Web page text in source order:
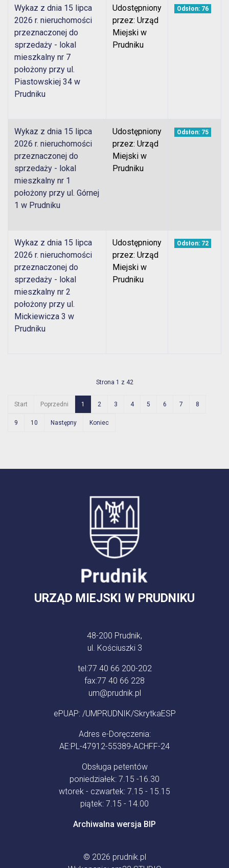
Wykaz z dnia 15 lipca
2026 r. nieruchomości
przeznaczonej do
sprzedaży - lokal
mieszkalny nr 7
położony przy ul.
Piastowskiej 34 w
Prudniku
Udostępniony
przez: Urząd
Miejski w
Prudniku
Odsłon: 76
Wykaz z dnia 15 lipca
2026 r. nieruchomości
przeznaczonej do
sprzedaży - lokal
mieszkalny nr 1
położony przy ul. Górnej
1 w Prudniku
Udostępniony
przez: Urząd
Miejski w
Prudniku
Odsłon: 75
Wykaz z dnia 15 lipca
2026 r. nieruchomości
przeznaczonej do
sprzedaży - lokal
mieszkalny nr 2
położony przy ul.
Mickiewicza 3 w
Prudniku
Udostępniony
przez: Urząd
Miejski w
Prudniku
Odsłon: 72
Strona 1 z 42
Start Poprzedni 1 2 3 4 5 6 7 8
9 10 Następny Koniec
URZĄD MIEJSKI W PRUDNIKU
48-200 Prudnik,
ul. Kościuszki 3
tel:77 40 66 200-202
fax:77 40 66 228
um@prudnik.pl
ePUAP: /UMPRUDNIK/SkrytkaESP
Adres e-Doręczenia:
AE:PL-47912-55389-ACHFF-24
Obsługa petentów
poniedziałek: 7.15 -16.30
wtorek - czwartek: 7.15 - 15.15
piątek: 7.15 - 14.00
Archiwalna wersja BIP
© 2026 prudnik.pl